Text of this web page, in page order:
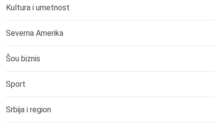
Kultura i umetnost
Severna Amerika
Šou biznis
Sport
Srbija i region